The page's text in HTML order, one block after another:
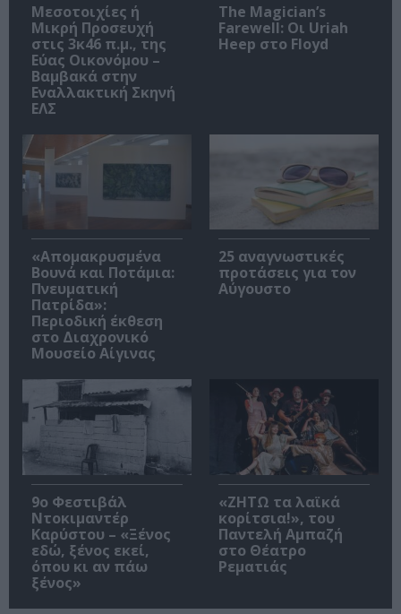
Μεσοτοιχίες ή
Μικρή Προσευχή
στις 3κ46 π.μ., της
Εύας Οικονόμου –
Βαμβακά στην
Εναλλακτική Σκηνή
ΕΛΣ
The Magician’s
Farewell: Οι Uriah
Heep στο Floyd
«Απομακρυσμένα
Βουνά και Ποτάμια:
Πνευματική
Πατρίδα»:
Περιοδική έκθεση
στο Διαχρονικό
Μουσείο Αίγινας
25 αναγνωστικές
προτάσεις για τον
Αύγουστο
9ο Φεστιβάλ
Ντοκιμαντέρ
Καρύστου – «Ξένος
εδώ, ξένος εκεί,
όπου κι αν πάω
ξένος»
«ΖΗΤΩ τα λαϊκά
κορίτσια!», του
Παντελή Αμπαζή
στο Θέατρο
Ρεματιάς